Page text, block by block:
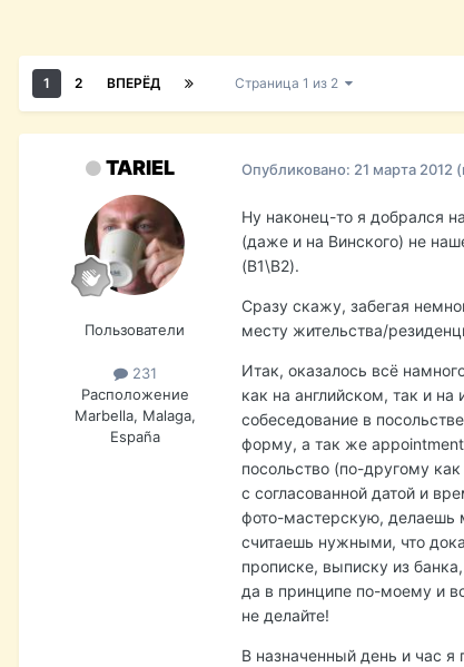
1 2 ВПЕРЁД Страница 1 из 2
TARIEL
Пользователи
231
Расположение
Marbella, Malaga,
España
Опубликовано: 21 марта 2012
Ну наконец-то я добрался
(даже и на Винского) не
(B1\B2).
Сразу скажу, забегая
месту жительства/
Итак, оказалось всё
как на английском, так и
собеседование в
форму, а так же
посольство (по-другому
с согласованной датой и
фото-мастерскую, делаешь
считаешь нужными, что
прописке, выписку из
да в принципе по-моему и
не делайте!
В назначенный день и час